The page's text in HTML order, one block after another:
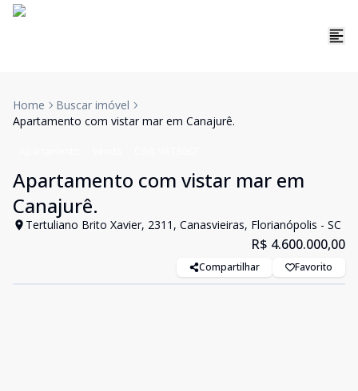
Home
Buscar imóvel
Apartamento com vistar mar em Canajurê.
Apartamento com vistar mar em
Canajurê.
Tertuliano Brito Xavier, 2311, Canasvieiras, Florianópolis - SC
R$ 4.600.000,00
Compartilhar Favorito